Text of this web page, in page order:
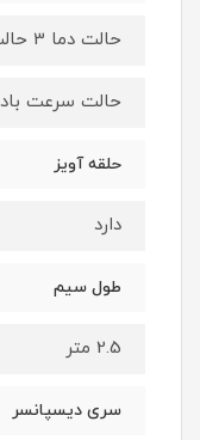
حالت دما 3 حالت (سرد-ملایم-گرم)
حالت سرعت باد 3 حالت (خاموش-متوسط-زیاد)
حلقه آویز
دارد
طول سیم
2.5 متر
سری دیسپانسر